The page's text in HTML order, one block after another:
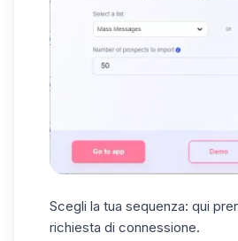
Scegli la tua sequenza: qui
richiesta di connessione.